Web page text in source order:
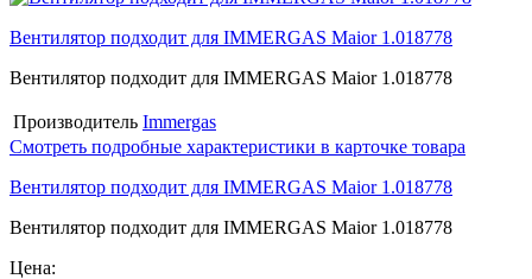
Вентилятор подходит для IMMERGAS Maior 1.018778
Вентилятор подходит для IMMERGAS Maior 1.018778
Производитель Immergas
Смотреть подробные характеристики в карточке товара
Вентилятор подходит для IMMERGAS Maior 1.018778
Вентилятор подходит для IMMERGAS Maior 1.018778
Цена: